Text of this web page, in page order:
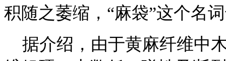
积随之萎缩，“麻袋”这个名
据介绍，由于黄麻纤维中